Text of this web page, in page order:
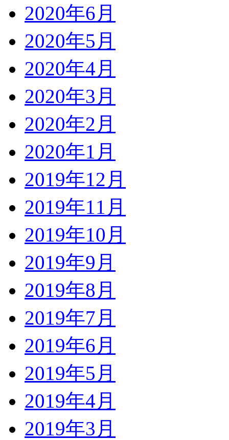
2020年6月
2020年5月
2020年4月
2020年3月
2020年2月
2020年1月
2019年12月
2019年11月
2019年10月
2019年9月
2019年8月
2019年7月
2019年6月
2019年5月
2019年4月
2019年3月